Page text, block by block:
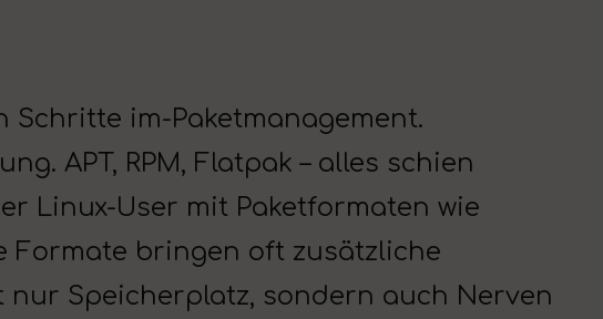
Schritte im-Paketmanagement.
APT, RPM, Flatpak – alles schien
Linux-User mit Paketformaten wie
Formate bringen oft zusätzliche
Speicherplatz, sondern auch Nerven